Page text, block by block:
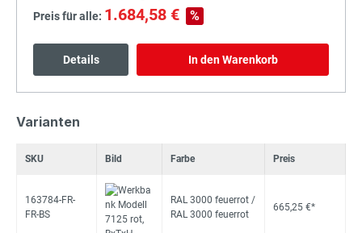
Preis für alle: 1.684,58 € %
Details In den Warenkorb
Varianten
SKU Bild Farbe Preis
163784-FR-
FR-BS
RAL 3000 feuerrot /
RAL 3000 feuerrot
665,25 €*